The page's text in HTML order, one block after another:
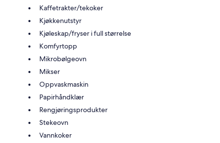
Kaffetrakter/tekoker
Kjøkkenutstyr
Kjøleskap/fryser i full størrelse
Komfyrtopp
Mikrobølgeovn
Mikser
Oppvaskmaskin
Papirhåndklær
Rengjøringsprodukter
Stekeovn
Vannkoker